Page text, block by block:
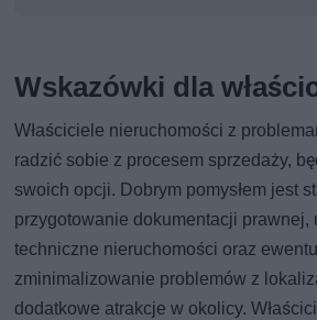
Wskazówki dla
Właściciele nieruchomości z
radzić sobie z procesem sprzedaży,
swoich opcji. Dobrym pomysłem jest
przygotowanie dokumentacji prawnej,
techniczne nieruchomości oraz
zminimalizowanie problemów z
dodatkowe atrakcje w okolicy.